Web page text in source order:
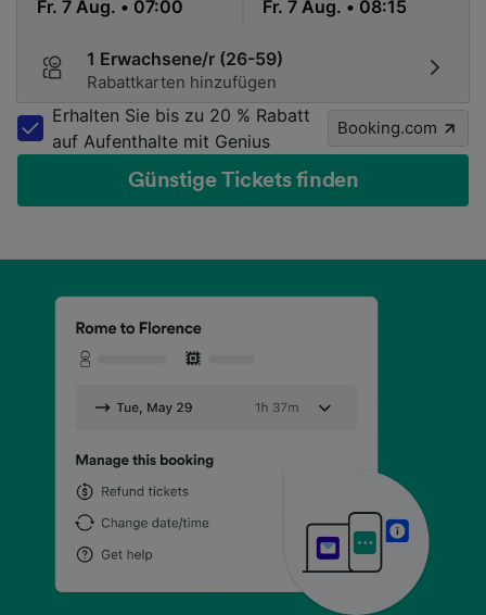
1 Erwachsene/r (26-59)
Rabattkarten hinzufügen
Erhalten Sie bis zu 20 % Rabatt
auf Aufenthalte mit Genius
Booking.com
Günstige Tickets finden